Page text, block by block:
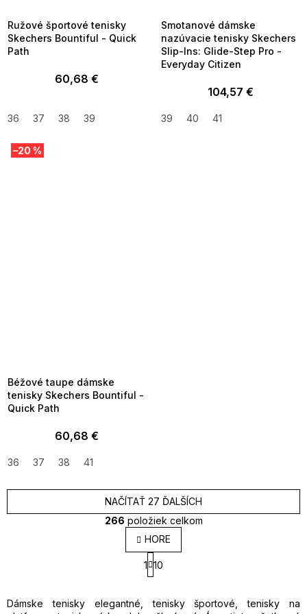
Ružové športové tenisky
Skechers Bountiful - Quick
Path
60,68 €
36 37 38 39
Smotanové dámske
nazúvacie tenisky Skechers
Slip-Ins: Glide-Step Pro -
Everyday Citizen
104,57 €
39 40 41
–20 %
Béžové taupe dámske
tenisky Skechers Bountiful -
Quick Path
60,68 €
36 37 38 41
O
v
l
á
a
NAČÍTAŤ 27 ĎALŠÍCH
S
t
r
n
1 10
266 položiek celkom
HORE
Dámske tenisky elegantné, tenisky športové, tenisky na